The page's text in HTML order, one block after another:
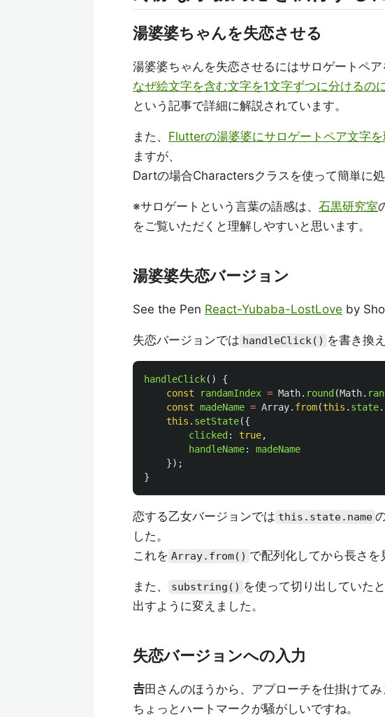
湯婆婆ちゃんを失恋させる
湯婆婆ちゃんを失恋させるにはサロゲートペア
なぜ絵文字を含む文字を1文字ずつに分けるの
という記事で詳細に解説されています。
また、 Flutterの湯婆婆にサロゲートペア文字
ますが、
Dartの場合Charactersクラスを使って簡単に
※サロゲートという言葉の語感は、 石黒研究室
をご覧いただくと理解しやすいと思います。
湯婆婆失恋バージョン
See the Pen React-Yubaba-LostLove by
失恋バージョンでは handleClick() を書き換
handleClick()
{
const
randamIndex = Math. round (Math.
const madeName = Array. from(this . state.
this . setState({
clicked : true,
handleName:
madeName
});
}
恋する乙女バージョンでは this.state.name
した。
これを Array.from() で配列化してから長さを
また、 substring() を使って切り出していた
出すように変えました。
失恋バージョンへの入力
𠮷田さんのほうから、アプローチを仕掛けてみ
ちょっとハートマークが騒がしいですね。